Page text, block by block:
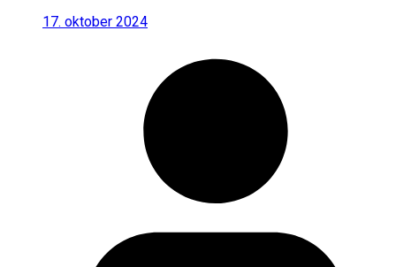
17. oktober 2024